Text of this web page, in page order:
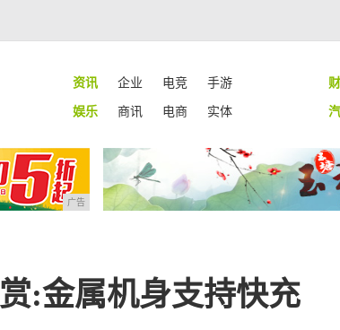
资讯 企业 电竞 手游
娱乐
商讯 电商 实体
广告
:金属机身支持快充